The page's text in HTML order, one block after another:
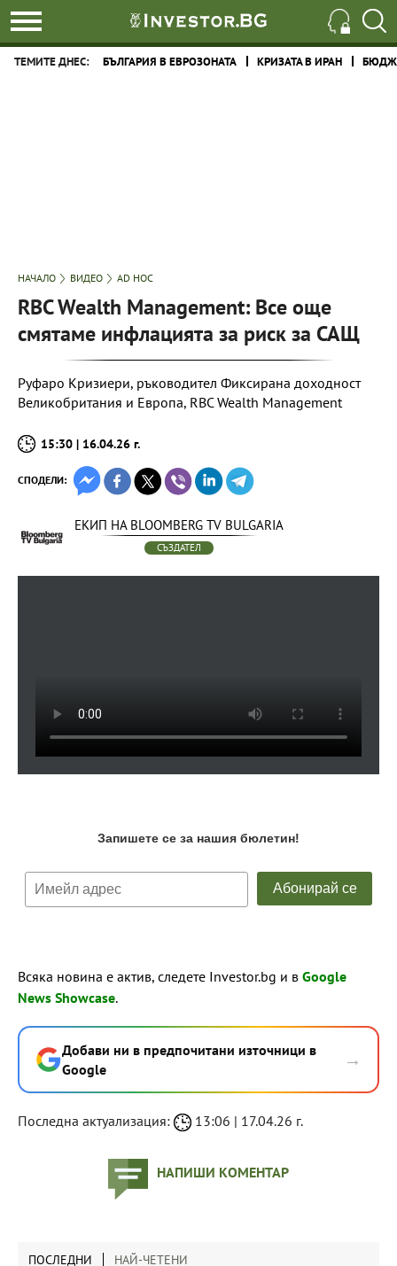
ТЕМИТЕ ДНЕС: БЪЛГАРИЯ В ЕВРОЗОНАТА КРИЗАТА В ИРАН
НАЧАЛО ВИДЕО AD HOC
RBC Wealth Manаgеment: Все още
смятаме инфлацията за риск за САЩ
Руфаро Кризиери, ръководител Фиксирана доходност
Великобритания и Европа, RBC Wealth Manаgеment
15:30 | 16.04.26 г.
СПОДЕЛИ:
ЕКИП НА BLOOMBERG TV BULGARIA
СЪЗДАТЕЛ
Всяка новина е актив, следете Investor.bg и в Google
News Showcase.
Добави ни в предпочитани източници в
Google
→
Последна актуализация: 13:06 | 17.04.26 г.
НАПИШИ КОМЕНТАР
ПОСЛЕДНИ НАЙ-ЧЕТЕНИ